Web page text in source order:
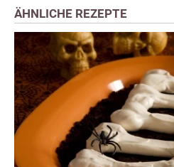
ÄHNLICHE REZEPTE